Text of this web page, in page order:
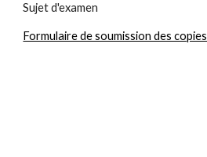
Sujet d'examen
Formulaire de soumission des copies